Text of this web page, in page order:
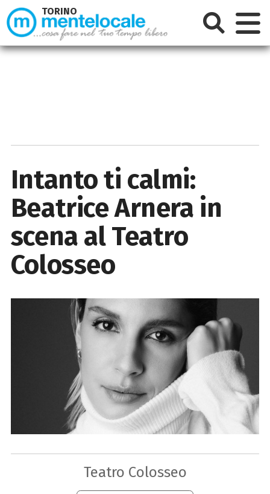
Intanto ti calmi:
Beatrice Arnera in
scena al Teatro
Colosseo
Teatro Colosseo
TORINO